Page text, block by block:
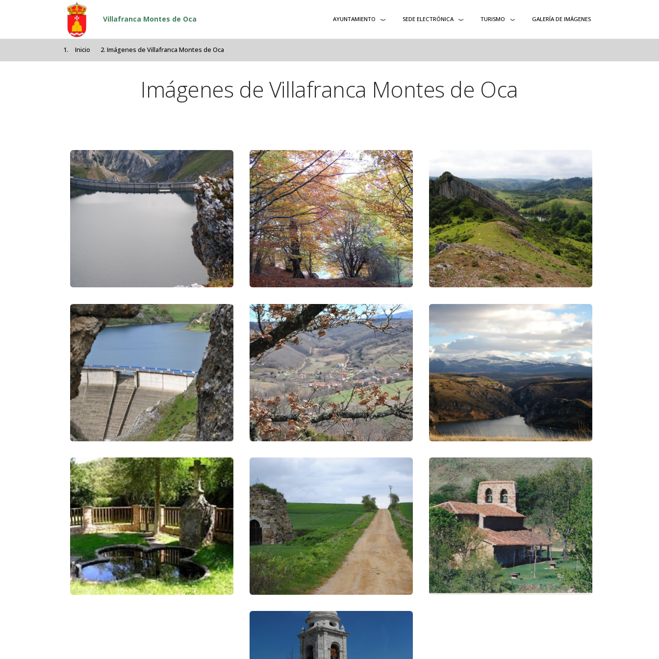
Pasar al contenido principal
Villafranca Montes de Oca AYUNTAMIENTO SEDE ELECTRÓNICA TURISMO GALERÍA DE IMÁGENES
Inicio Imágenes de Villafranca Montes de Oca
Imágenes de Villafranca Montes de Oca